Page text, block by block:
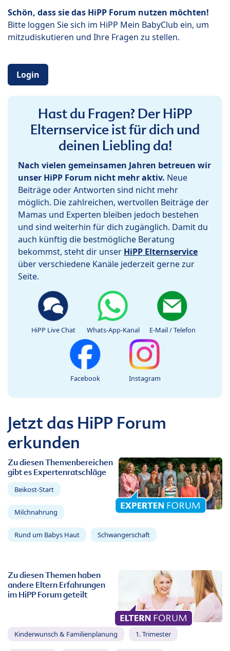
Schön, dass sie das HiPP Forum nutzen möchten!
Bitte loggen Sie sich im HiPP Mein BabyClub ein, um
mitzudiskutieren und Ihre Fragen zu stellen.
Login
Hast du Fragen? Der HiPP
Elternservice ist für dich und
deinen Liebling da!
Nach vielen gemeinsamen Jahren betreuen wir
unser HiPP Forum nicht mehr aktiv. Neue
Beiträge oder Antworten sind nicht mehr
möglich. Die zahlreichen, wertvollen Beiträge der
Mamas und Experten bleiben jedoch bestehen
und sind weiterhin für dich zugänglich. Damit du
auch künftig die bestmögliche Beratung
bekommst, steht dir unser HiPP Elternservice
über verschiedene Kanäle jederzeit gerne zur
Seite.
HiPP Live Chat Whats-App-Kanal E-Mail / Telefon
Facebook Instagram
Jetzt das HiPP Forum
erkunden
Zu diesen Themenbereichen
gibt es Expertenratschläge
Beikost-Start
Milchnahrung
Rund um Babys Haut Schwangerschaft
Zu diesen Themen haben
andere Eltern Erfahrungen
im HiPP Forum geteilt
Kinderwunsch & Familienplanung 1. Trimester